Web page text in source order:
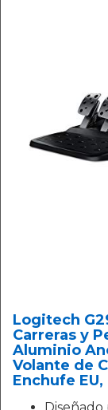
Logitech
Carreras y
Aluminio
Volante de
Enchufe EU,